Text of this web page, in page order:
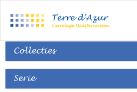
Collecties
Serie